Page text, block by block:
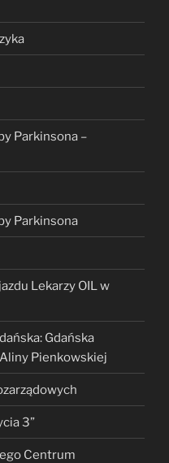
Parkinsona –
Parkinsona
Lekarzy OIL w
Gdańska
Pienkowskiej
3”
Centrum